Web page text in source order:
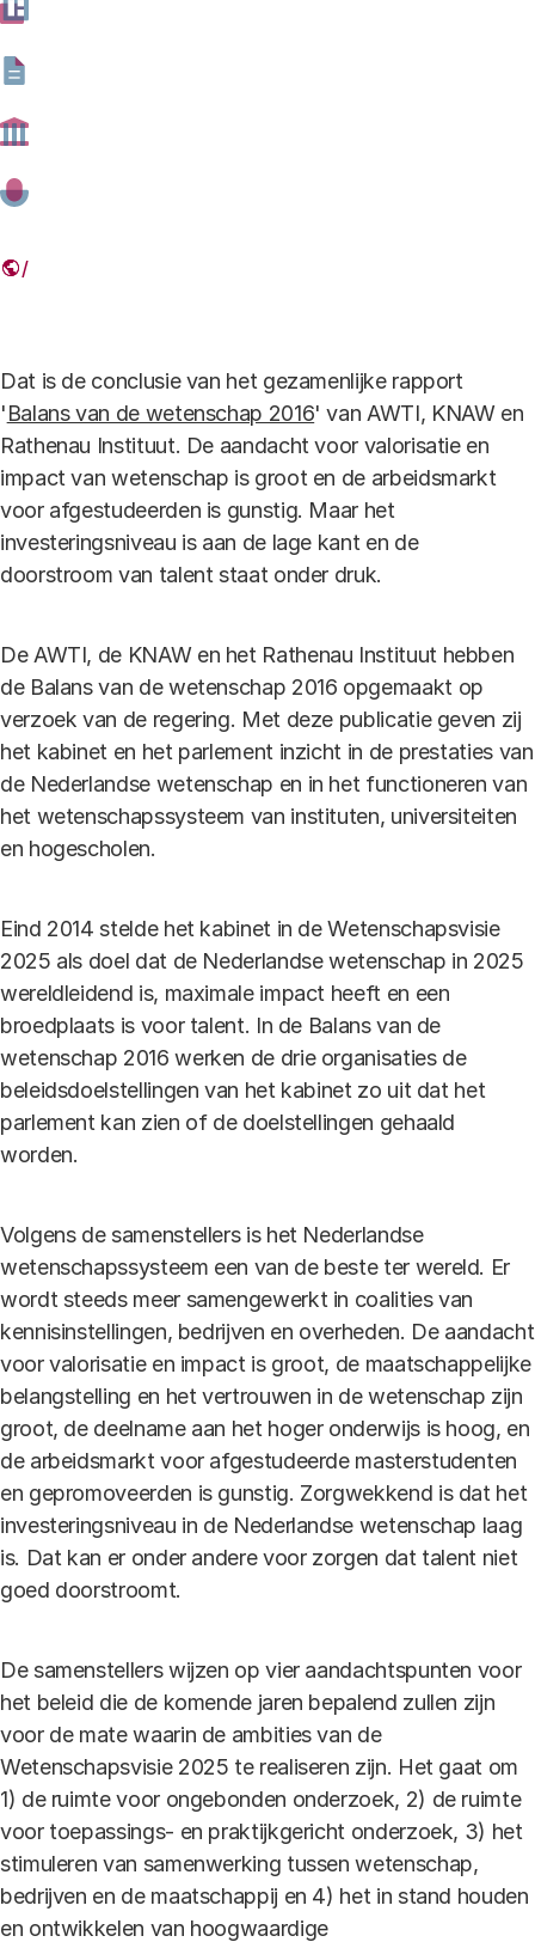
Dat is de conclusie van het gezamenlijke rapport
'Balans van de wetenschap 2016' van AWTI, KNAW en
Rathenau Instituut. De aandacht voor valorisatie en
impact van wetenschap is groot en de arbeidsmarkt
voor afgestudeerden is gunstig. Maar het
investeringsniveau is aan de lage kant en de
doorstroom van talent staat onder druk.
De AWTI, de KNAW en het Rathenau Instituut hebben
de Balans van de wetenschap 2016 opgemaakt op
verzoek van de regering. Met deze publicatie geven zij
het kabinet en het parlement inzicht in de prestaties van
de Nederlandse wetenschap en in het functioneren van
het wetenschapssysteem van instituten, universiteiten
en hogescholen.
Eind 2014 stelde het kabinet in de Wetenschapsvisie
2025 als doel dat de Nederlandse wetenschap in 2025
wereldleidend is, maximale impact heeft en een
broedplaats is voor talent. In de Balans van de
wetenschap 2016 werken de drie organisaties de
beleidsdoelstellingen van het kabinet zo uit dat het
parlement kan zien of de doelstellingen gehaald
worden.
Volgens de samenstellers is het Nederlandse
wetenschapssysteem een van de beste ter wereld. Er
wordt steeds meer samengewerkt in coalities van
kennisinstellingen, bedrijven en overheden. De aandacht
voor valorisatie en impact is groot, de maatschappelijke
belangstelling en het vertrouwen in de wetenschap zijn
groot, de deelname aan het hoger onderwijs is hoog, en
de arbeidsmarkt voor afgestudeerde masterstudenten
en gepromoveerden is gunstig. Zorgwekkend is dat het
investeringsniveau in de Nederlandse wetenschap laag
is. Dat kan er onder andere voor zorgen dat talent niet
goed doorstroomt.
De samenstellers wijzen op vier aandachtspunten voor
het beleid die de komende jaren bepalend zullen zijn
voor de mate waarin de ambities van de
Wetenschapsvisie 2025 te realiseren zijn. Het gaat om
1) de ruimte voor ongebonden onderzoek, 2) de ruimte
voor toepassings- en praktijkgericht onderzoek, 3) het
stimuleren van samenwerking tussen wetenschap,
bedrijven en de maatschappij en 4) het in stand houden
en ontwikkelen van hoogwaardige